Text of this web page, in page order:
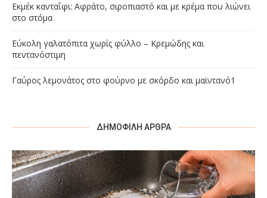
Εκμέκ κανταΐφι: Αφράτο, σιροπιαστό και με κρέμα που λιώνει
στο στόμα
Εύκολη γαλατόπιτα χωρίς φύλλο – Κρεμώδης και
πεντανόστιμη
Γαύρος λεμονάτος στο φούρνο με σκόρδο και μαϊντανό1
ΔΗΜΟΦΙΛΉ ΆΡΘΡΑ